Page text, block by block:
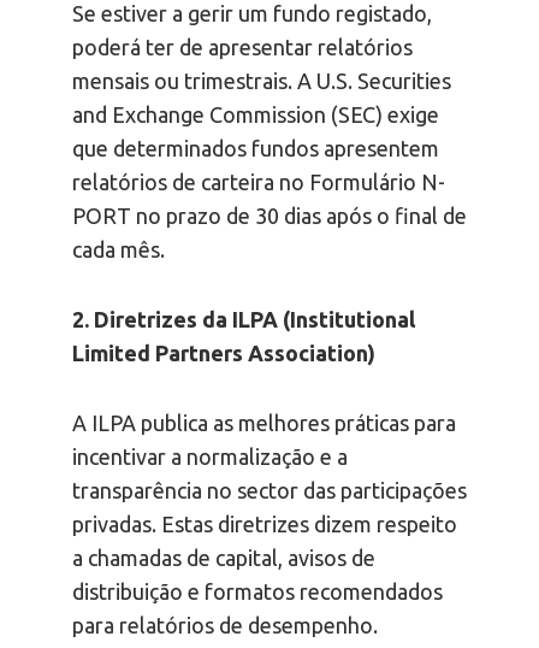
Se estiver a gerir um fundo registado,
poderá ter de apresentar relatórios
mensais ou trimestrais. A U.S. Securities
and Exchange Commission (SEC) exige
que determinados fundos apresentem
relatórios de carteira no Formulário N-
PORT no prazo de 30 dias após o final de
cada mês.
2. Diretrizes da ILPA (Institutional
Limited Partners Association)
A ILPA publica as melhores práticas para
incentivar a normalização e a
transparência no sector das participações
privadas. Estas diretrizes dizem respeito
a chamadas de capital, avisos de
distribuição e formatos recomendados
para relatórios de desempenho.